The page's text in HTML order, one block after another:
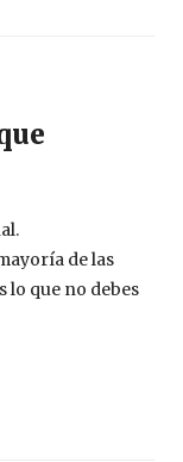
de las
lo que no debes